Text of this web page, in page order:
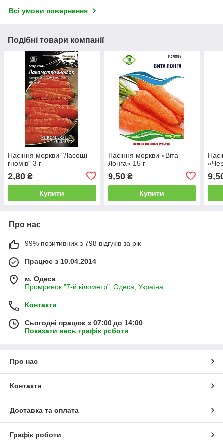
Всі умови повернення
Подібні товари компанії
Насіння моркви "Ласощі
гномів" 3 г
2,80 ₴
Купити
Насіння моркви «Віта
Лонга» 15 г
9,50₴
Купити
Про нас
99% позитивних з 798 відгуків за рік
Працює з 10.04.2014
м. Одеса
Промринок "7-й кілометр", Одеса, Україна
Контакти
Сьогодні працює з 07:00 до 14:00
Показати весь графік роботи
Про нас
Контакти
Доставка та оплата
Графік роботи